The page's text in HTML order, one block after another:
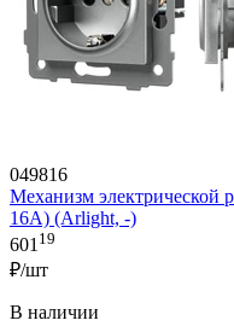
049816
Механизм электрической
16A) (Arlight, -)
601 19
₽/шт
В наличии